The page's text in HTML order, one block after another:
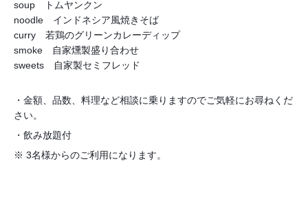
soup トムヤンクン
noodle インドネシア風焼きそば
curry 若鶏のグリーンカレーディップ
smoke 自家燻製盛り合わせ
sweets 自家製セミフレッド
・金額、品数、料理など相談に乗りますのでご気軽にお尋ねくだ
さい。
・飲み放題付
※ 3名様からのご利用になります。